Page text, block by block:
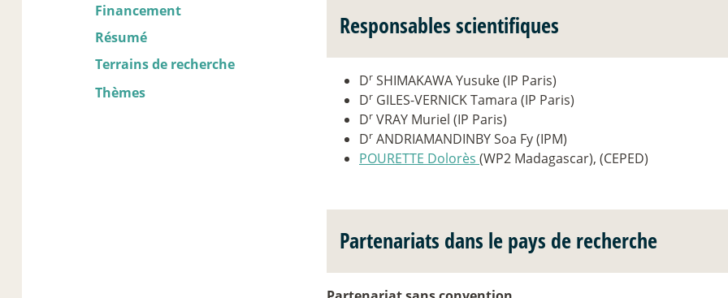
Financement
Résumé
Terrains de recherche
Thèmes
Responsables scientifiques
Dr SHIMAKAWA Yusuke (IP Paris)
Dr GILES-VERNICK Tamara (IP Paris)
Dr VRAY Muriel (IP Paris)
Dr ANDRIAMANDINBY Soa Fy (IPM)
POURETTE Dolorès (WP2 Madagascar), (CEPED)
Partenariats dans le pays de recherche